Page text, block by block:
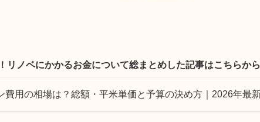
リノベにかかるお金について総まとめした記事はこちらから
費用の相場は？総額・平米単価と予算の決め方｜2026年最